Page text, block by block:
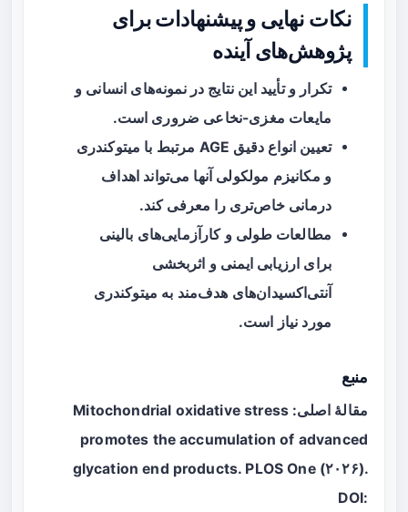
نکات نهایی و پیشنهادات برای
پژوهش‌های آینده
تکرار و تأیید این نتایج در نمونه‌های انسانی و
مایعات مغزی‌-نخاعی ضروری است.
تعیین انواع دقیق AGE مرتبط با میتوکندری
و مکانیزم مولکولی آنها می‌تواند اهداف
درمانی خاص‌تری را معرفی کند.
مطالعات طولی و کارآزمایی‌های بالینی
برای ارزیابی ایمنی و اثربخشی
آنتی‌اکسیدان‌های هدف‌مند به میتوکندری
مورد نیاز است.
منبع
مقالهٔ اصلی: Mitochondrial oxidative stress
promotes the accumulation of advanced
glycation end products. PLOS One (۲۰۲۶).
DOI: